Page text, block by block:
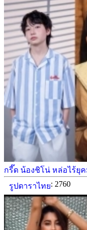
กรี๊ด น้องชิโน่ หล่อไร้ยุ
รูปดาราไทย: 2760